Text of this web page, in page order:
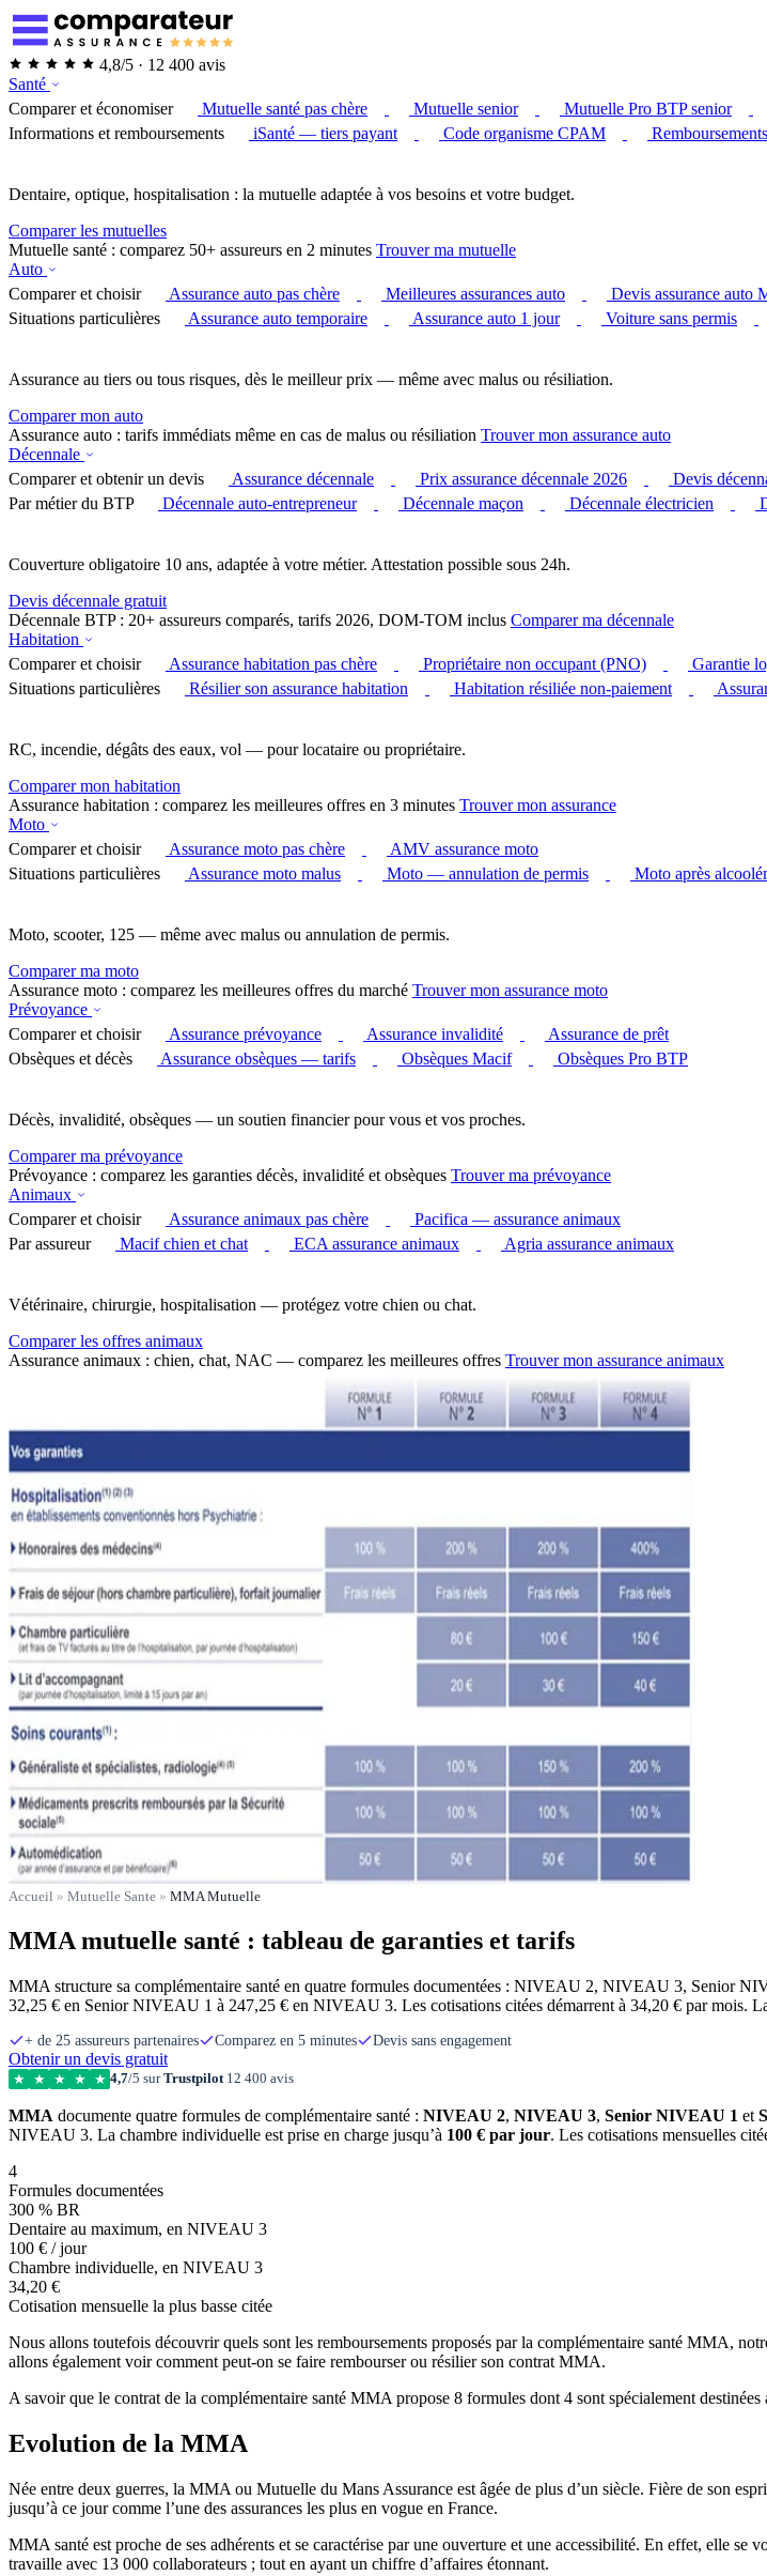
4,8/5 · 12 400 avis
Santé
Comparer et économiser
Mutuelle santé pas chère Mutuelle senior Mutuelle Pro BTP senior
Informations et remboursements
iSanté — tiers payant Code organisme CPAM
Dentaire, optique, hospitalisation : la mutuelle adaptée à vos besoins et votre budget.
Comparer les mutuelles
Mutuelle santé : comparez 50+ assureurs en 2 minutes Trouver ma mutuelle
Auto
Comparer et choisir
Assurance auto pas chère Meilleures assurances auto Devis assurance auto
Situations particulières
Assurance auto temporaire Assurance auto 1 jour Voiture sans permis
Assurance au tiers ou tous risques, dès le meilleur prix — même avec malus ou résiliation.
Comparer mon auto
Assurance auto : tarifs immédiats même en cas de malus ou résiliation Trouver mon assurance auto
Décennale
Comparer et obtenir un devis
Assurance décennale Prix assurance décennale 2026 Devis
Par métier du BTP
Décennale auto-entrepreneur Décennale maçon Décennale électricien
Couverture obligatoire 10 ans, adaptée à votre métier. Attestation possible sous 24h.
Devis décennale gratuit
Décennale BTP : 20+ assureurs comparés, tarifs 2026, DOM-TOM inclus Comparer ma décennale
Habitation
Comparer et choisir
Assurance habitation pas chère Propriétaire non occupant (PNO)
Garantie
Situations particulières
Résilier son assurance habitation Habitation résiliée non-paiement
RC, incendie, dégâts des eaux, vol — pour locataire ou propriétaire.
Comparer mon habitation
Assurance habitation : comparez les meilleures offres en 3 minutes Trouver mon assurance
Moto
Comparer et choisir
Assurance moto pas chère
AMV assurance moto
Situations particulières
Assurance moto malus Moto — annulation de permis Moto après
Moto, scooter, 125 — même avec malus ou annulation de permis.
Comparer ma moto
Assurance moto : comparez les meilleures offres du marché Trouver mon assurance moto
Prévoyance
Comparer et choisir
Assurance prévoyance Assurance invalidité
Assurance de prêt
Obsèques et décès
Assurance obsèques — tarifs Obsèques Macif Obsèques Pro BTP
Décès, invalidité, obsèques — un soutien financier pour vous et vos proches.
Comparer ma prévoyance
Prévoyance : comparez les garanties décès, invalidité et obsèques Trouver ma prévoyance
Animaux
Comparer et choisir
Assurance animaux pas chère
Pacifica — assurance animaux
Par assureur
Macif chien et chat ECA assurance animaux Agria assurance animaux
Vétérinaire, chirurgie, hospitalisation — protégez votre chien ou chat.
Comparer les offres animaux
Assurance animaux : chien, chat, NAC — comparez les meilleures offres Trouver mon assurance animaux
Accueil » Mutuelle Sante » MMA Mutuelle
MMA mutuelle santé : tableau de garanties et tarifs
MMA structure sa complémentaire santé en quatre formules documentées : NIVEAU 2, NIVEAU 3, Senior
32,25 € en Senior NIVEAU 1 à 247,25 € en NIVEAU 3. Les cotisations citées démarrent à 34,20 € par mois.
+ de 25 assureurs partenaires Comparez en 5 minutes Devis sans engagement
Obtenir un devis gratuit
★ ★ ★ ★ ★ 4,7/5 surTrustpilot12 400 avis
MMA documente quatre formules de complémentaire santé : NIVEAU 2, NIVEAU 3, Senior NIVEAU 1 et
NIVEAU 3. La chambre individuelle est prise en charge jusqu’à 100 € par jour. Les cotisations mensuelles
4
Formules documentées
300 % BR
Dentaire au maximum, en NIVEAU 3
100 € / jour
Chambre individuelle, en NIVEAU 3
34,20 €
Cotisation mensuelle la plus basse citée
Nous allons toutefois découvrir quels sont les remboursements proposés par la complémentaire santé MMA,
allons également voir comment peut-on se faire rembourser ou résilier son contrat MMA.
A savoir que le contrat de la complémentaire santé MMA propose 8 formules dont 4 sont spécialement destinées
Evolution de la MMA
Née entre deux guerres, la MMA ou Mutuelle du Mans Assurance est âgée de plus d’un siècle. Fière de son
jusqu’à ce jour comme l’une des assurances les plus en vogue en France.
MMA santé est proche de ses adhérents et se caractérise par une ouverture et une accessibilité. En effet, elle
travaille avec 13 000 collaborateurs ; tout en ayant un chiffre d’affaires étonnant.